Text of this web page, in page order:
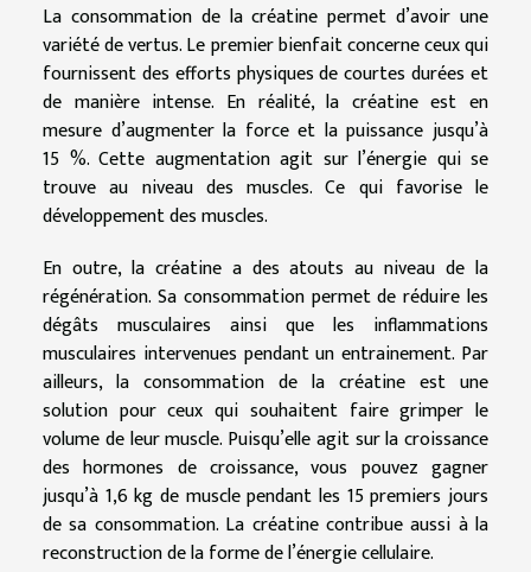
La consommation de la créatine permet d’avoir une
variété de vertus. Le premier bienfait concerne ceux qui
fournissent des efforts physiques de courtes durées et
de manière intense. En réalité, la créatine est en
mesure d’augmenter la force et la puissance jusqu’à
15 %. Cette augmentation agit sur l’énergie qui se
trouve au niveau des muscles. Ce qui favorise le
développement des muscles.
En outre, la créatine a des atouts au niveau de la
régénération. Sa consommation permet de réduire les
dégâts musculaires ainsi que les inflammations
musculaires intervenues pendant un entrainement. Par
ailleurs, la consommation de la créatine est une
solution pour ceux qui souhaitent faire grimper le
volume de leur muscle. Puisqu’elle agit sur la croissance
des hormones de croissance, vous pouvez gagner
jusqu’à 1,6 kg de muscle pendant les 15 premiers jours
de sa consommation. La créatine contribue aussi à la
reconstruction de la forme de l’énergie cellulaire.